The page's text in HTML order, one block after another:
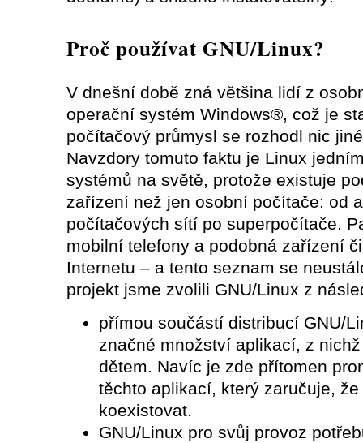
Proč používat GNU/Linux?
V dnešní době zná většina lidí z
operační systém Windows®, což je
počítačový průmysl se rozhodl nic
Navzdory tomuto faktu je Linux
systémů na světě, protože existuje
zařízení než jen osobní počítače: od
počítačových sítí po superpočítače.
mobilní telefony a podobná zařízení
Internetu – a tento seznam se
projekt jsme zvolili GNU/Linux z
přímou součástí distribucí GNU/
značné množství aplikací, z
dětem. Navíc je zde přítomen
těchto aplikací, který zaručuje,
koexistovat.
GNU/Linux pro svůj provoz